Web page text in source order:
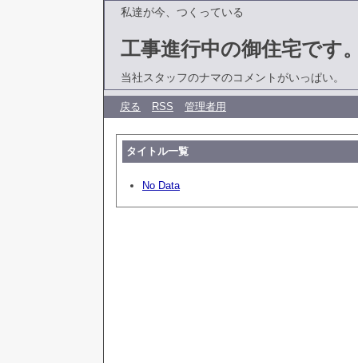
私達が今、つくっている
工事進行中の御住宅です
当社スタッフのナマのコメントがいっぱい。
戻る RSS 管理者用
タイトル一覧
No Data